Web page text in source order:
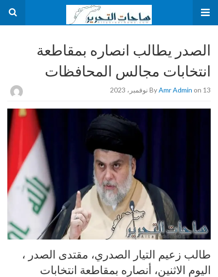
الصدر يطالب انصاره بمقاطعة
انتخابات مجالس المحافظات
ByAmr Admin on 13 نوفمبر، 2023
طالب زعيم التيار الصدري، مقتدى الصدر ،
اليوم الاثنين، أنصاره بمقاطعة انتخابات